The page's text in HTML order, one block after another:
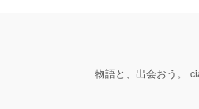
物語と、出会おう。